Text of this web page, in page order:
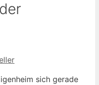
sich gerade